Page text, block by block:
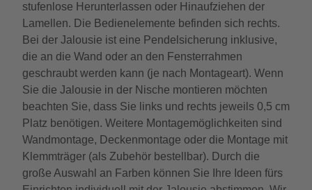
stufenlose Herunterlassen oder Hinaufziehen der
Lamellen. Die Bedienelemente befinden sich rechts.
Bei der Jalousie ist eine Pendelsicherung inklusive,
die an die Wand oder an den Fensterrahmen
geschraubt werden kann (je nach Montageart). Wenn
Sie die Jalousie in der Nische montieren möchten
beachten Sie, dass Sie links und rechts jeweils 0,5 cm
Platz benötigen. Weitere Montagemöglichkeiten sind
Wandmontage, Deckenmontage oder die Montage mit
Klemmträger (als Zubehör bestellbar). Durch die
große Auswahl an Farben können Sie Ihre Ideen fürs